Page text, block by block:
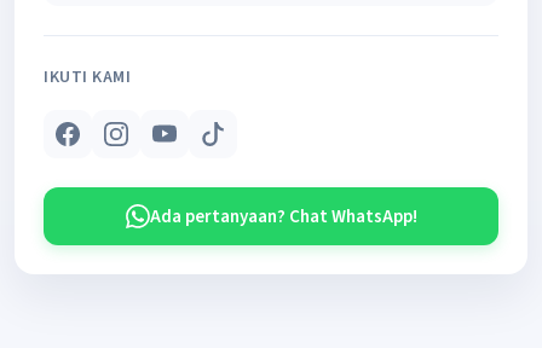
IKUTI KAMI
Ada pertanyaan? Chat WhatsApp!